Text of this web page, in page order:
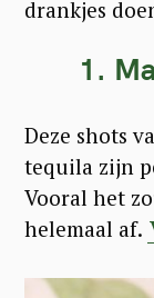
drankjes
1.
Deze shots
tequila zijn
Vooral het
helemaal af.